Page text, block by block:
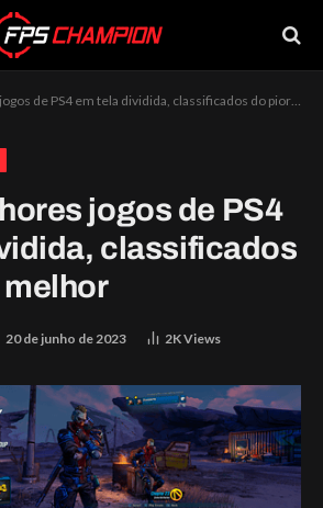
de PS4 em tela dividida, classificados do pior ao melhor
jogos de PS4
classificados
melhor
20 de junho de 2023 2KViews